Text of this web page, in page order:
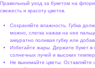
Правильный уход за букетом на
свежесть и красоту цветов.
Сохраняйте влажность. Губка
можно, слегка нажав на нее
аккуратно поливая губку или
Избегайте жары. Держите букет
солнечных лучей и высоких
Не вынимайте цветы. Оставляйте